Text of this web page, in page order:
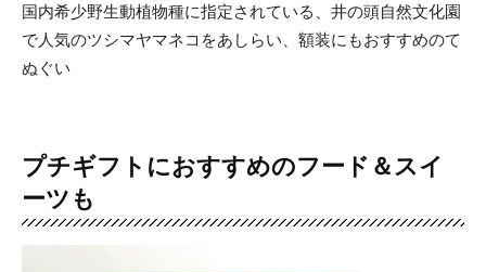
国内希少野生動植物種に指定されている、井の頭自然文化園
で人気のツシマヤマネコをあしらい、額装にもおすすめのて
ぬぐい
プチギフトにおすすめのフード＆スイ
ーツも